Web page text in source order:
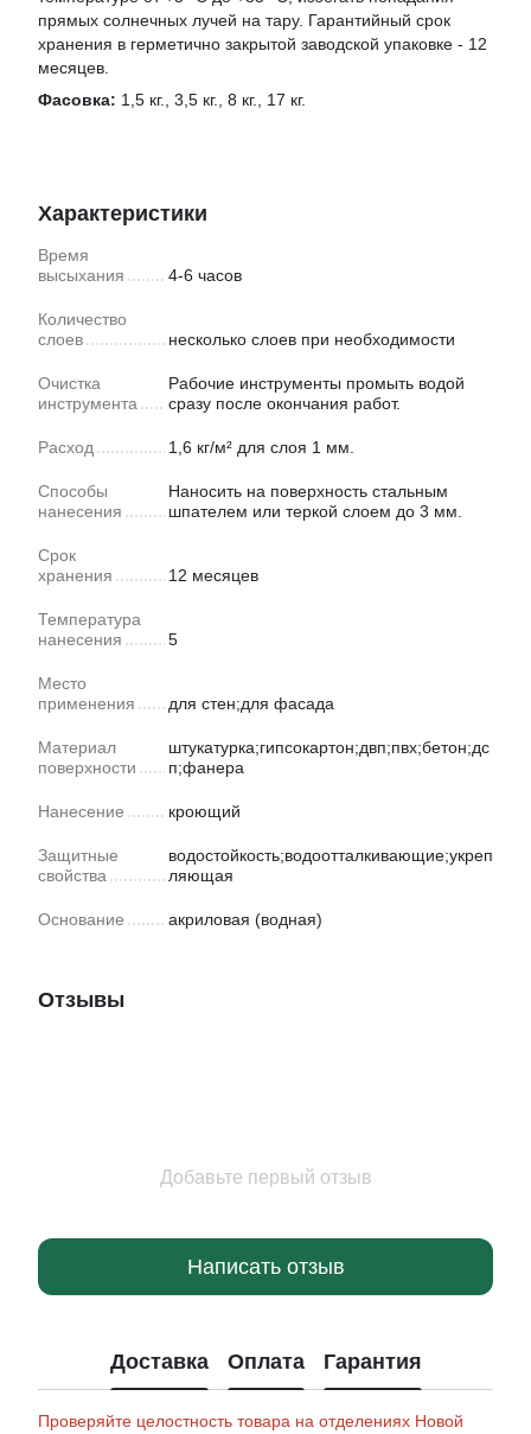
прямых солнечных лучей на тару. Гарантийный срок
хранения в герметично закрытой заводской упаковке - 12
месяцев.
Фасовка: 1,5 кг., 3,5 кг., 8 кг., 17 кг.
Характеристики
Время
высыхания
4-6 часов
Количество
слоев
несколько слоев при необходимости
Очистка
инструмента
Рабочие инструменты промыть водой
сразу после окончания работ.
Расход 1,6 кг/м² для слоя 1 мм.
Способы
нанесения
Наносить на поверхность стальным
шпателем или теркой слоем до 3 мм.
Срок
хранения
12 месяцев
Температура
нанесения
5
Место
применения
для стен;для фасада
Материал
поверхности
штукатурка;гипсокартон;двп;пвх;бетон;дс
п;фанера
Нанесение кроющий
Защитные
свойства
водостойкость;водоотталкивающие;укреп
ляющая
Основание акриловая (водная)
Отзывы
Добавьте первый отзыв
Написать отзыв
Доставка Оплата Гарантия
Проверяйте целостность товара на отделениях Новой